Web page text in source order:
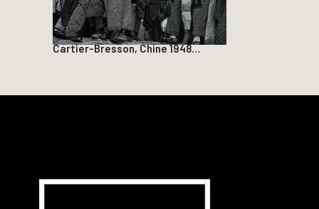
Cartier-Bresson, Chine 1948…